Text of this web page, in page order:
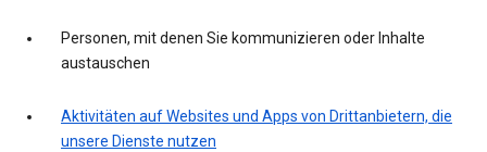
Personen, mit denen Sie kommunizieren oder Inhalte
austauschen
Aktivitäten auf Websites und Apps von Drittanbietern, die
unsere Dienste nutzen